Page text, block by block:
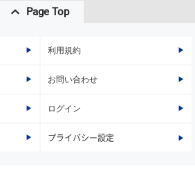
Page Top
利用規約
お問い合わせ
ログイン
プライバシー設定